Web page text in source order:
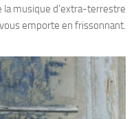
la musique d’extra-terrestre
emporte en frissonnant.